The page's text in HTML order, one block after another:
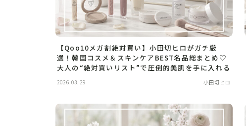
【Qoo10メガ割絶対買い】小田切ヒロがガチ厳
選！韓国コスメ＆スキンケアBEST名品総まとめ♡
大人の“絶対買いリスト”で圧倒的美肌を手に入れる
2026.03.29 小田切ヒロ